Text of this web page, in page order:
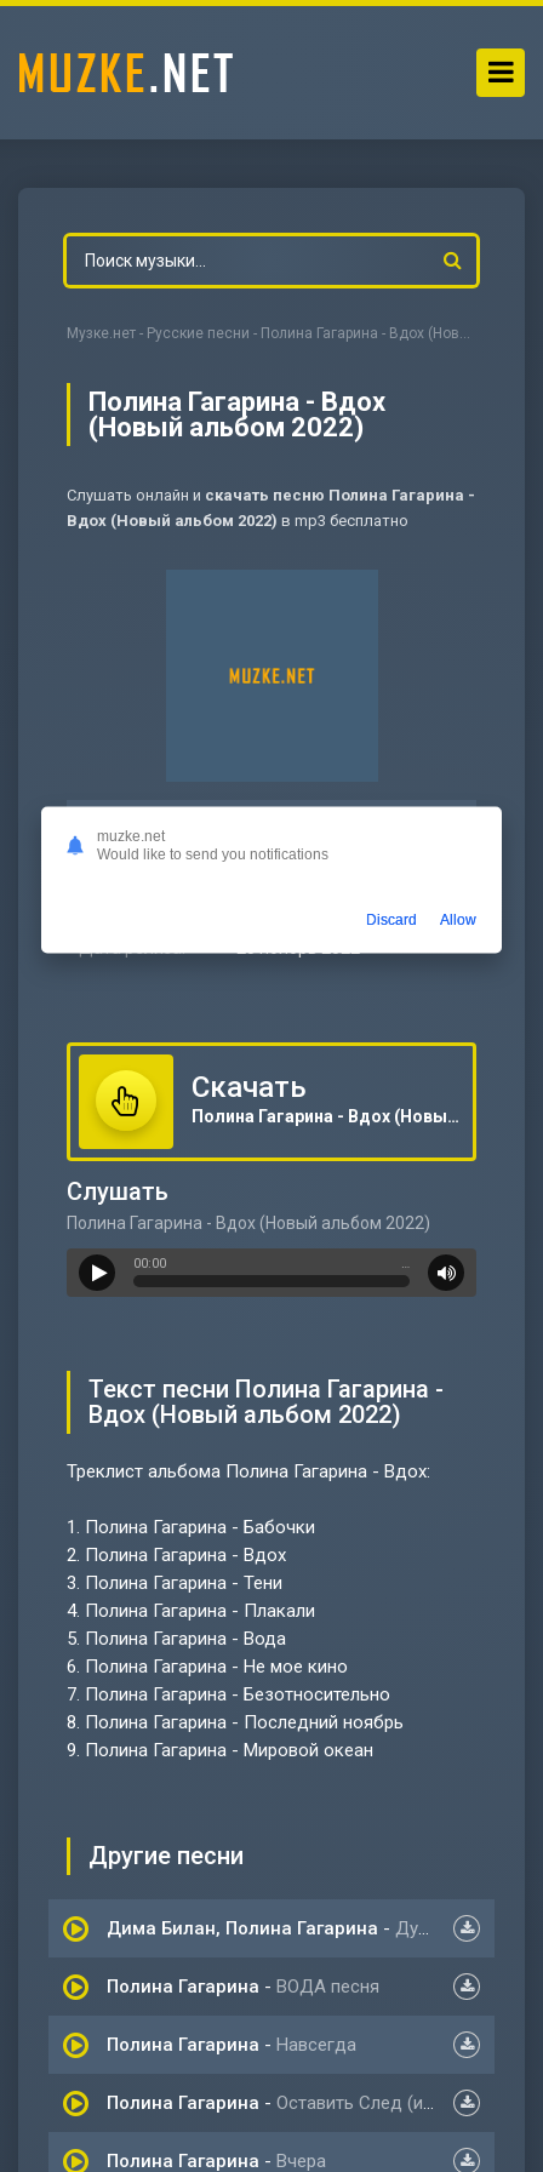
Музке.нет - Русские песни - Полина Гагарина - Вдох (Новый альбом 2022)
Полина Гагарина - Вдох
(Новый альбом 2022)
Слушать онлайн и скачать песню Полина Гагарина -
Вдох (Новый альбом 2022) в mp3 бесплатно
Размер: 7.21 МБ
Скачать
Полина Гагарина - Вдох (Новый альбом 2022)
Слушать
Полина Гагарина - Вдох (Новый альбом 2022)
00:00 …
Текст песни Полина Гагарина -
Вдох (Новый альбом 2022)
Треклист альбома Полина Гагарина - Вдох:
1. Полина Гагарина - Бабочки
2. Полина Гагарина - Вдох
3. Полина Гагарина - Тени
4. Полина Гагарина - Плакали
5. Полина Гагарина - Вода
6. Полина Гагарина - Не мое кино
7. Полина Гагарина - Безотносительно
8. Полина Гагарина - Последний ноябрь
9. Полина Гагарина - Мировой океан
Другие песни
Дима Билан, Полина Гагарина - Души
Полина Гагарина - ВОДА песня
Полина Гагарина - Навсегда
Полина Гагарина - Оставить След (из фильма Стикер)
Полина Гагарина - Вчера
muzke.net
Would like to send you notifications
Discard Allow